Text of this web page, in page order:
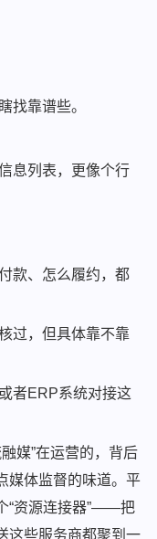
找靠谱些。
息列表，更像个行
款、怎么履约，都
过，但具体靠不靠
者ERP系统对接这
媒”在运营的，背后
媒体监督的味道。平
“资源连接器”——把
这些服务商都聚到一